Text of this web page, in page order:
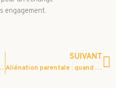
engagement.
parent : que faire?
SUIVANT
Aliénation parentale : quand le lien s’effrite sans bruit